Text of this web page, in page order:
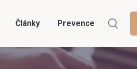
Články Prevence